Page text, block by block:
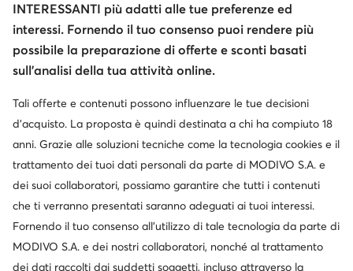
Cambia paese: Italia (IT)
© escarpe.it 2026
Modifica impostazioni
Informativa sulla privacy
Protezione dei dati
INTERESSANTI più adatti alle tue preferenze ed
interessi. Fornendo il tuo consenso puoi rendere più
possibile la preparazione di offerte e sconti basati
sull’analisi della tua attività online.
Tali offerte e contenuti possono influenzare le tue decisioni
d’acquisto. La proposta è quindi destinata a chi ha compiuto 18
anni. Grazie alle soluzioni tecniche come la tecnologia cookies e il
trattamento dei tuoi dati personali da parte di MODIVO S.A. e
dei suoi collaboratori, possiamo garantire che tutti i contenuti
che ti verranno presentati saranno adeguati ai tuoi interessi.
Fornendo il tuo consenso all’utilizzo di tale tecnologia da parte di
MODIVO S.A. e dei nostri collaboratori, nonché al trattamento
dei dati raccolti dai suddetti soggetti, incluso attraverso la